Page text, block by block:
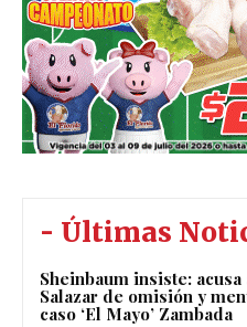
- Últimas
Sheinbaum insiste: acusa
Salazar de omisión y
caso ‘El Mayo’ Zambada